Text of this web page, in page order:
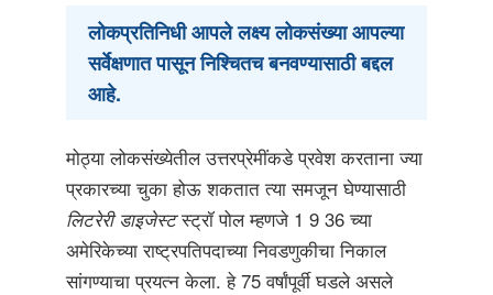
लोकप्रतिनिधी आपले लक्ष्य लोकसंख्या आपल्या
सर्वेक्षणात पासून निश्चितच बनवण्यासाठी बद्दल
आहे.
मोठ्या लोकसंख्येतील उत्तरप्रेमींकडे प्रवेश करताना ज्या
प्रकारच्या चुका होऊ शकतात त्या समजून घेण्यासाठी
लिटरेरी डाइजेस्टस्ट्रॉ पोल म्हणजे 1 9 36 च्या
अमेरिकेच्या राष्ट्रपतिपदाच्या निवडणुकीचा निकाल
सांगण्याचा प्रयत्न केला. हे 75 वर्षांपूर्वी घडले असले